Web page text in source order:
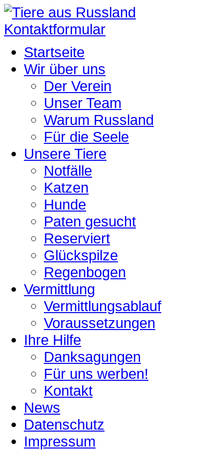
Kontaktformular
Startseite
Wir über uns
Der Verein
Unser Team
Warum Russland
Für die Seele
Unsere Tiere
Notfälle
Katzen
Hunde
Paten gesucht
Reserviert
Glückspilze
Regenbogen
Vermittlung
Vermittlungsablauf
Voraussetzungen
Ihre Hilfe
Danksagungen
Für uns werben!
Kontakt
News
Datenschutz
Impressum